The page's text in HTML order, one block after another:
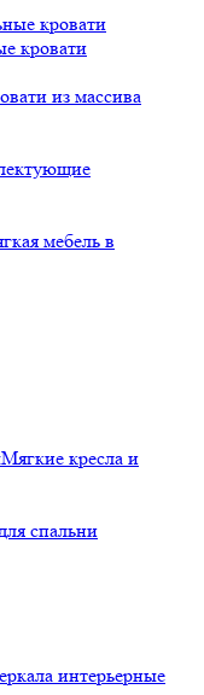
кровати
из массива
мебель в
Мягкие кресла и
спальни
интерьерные